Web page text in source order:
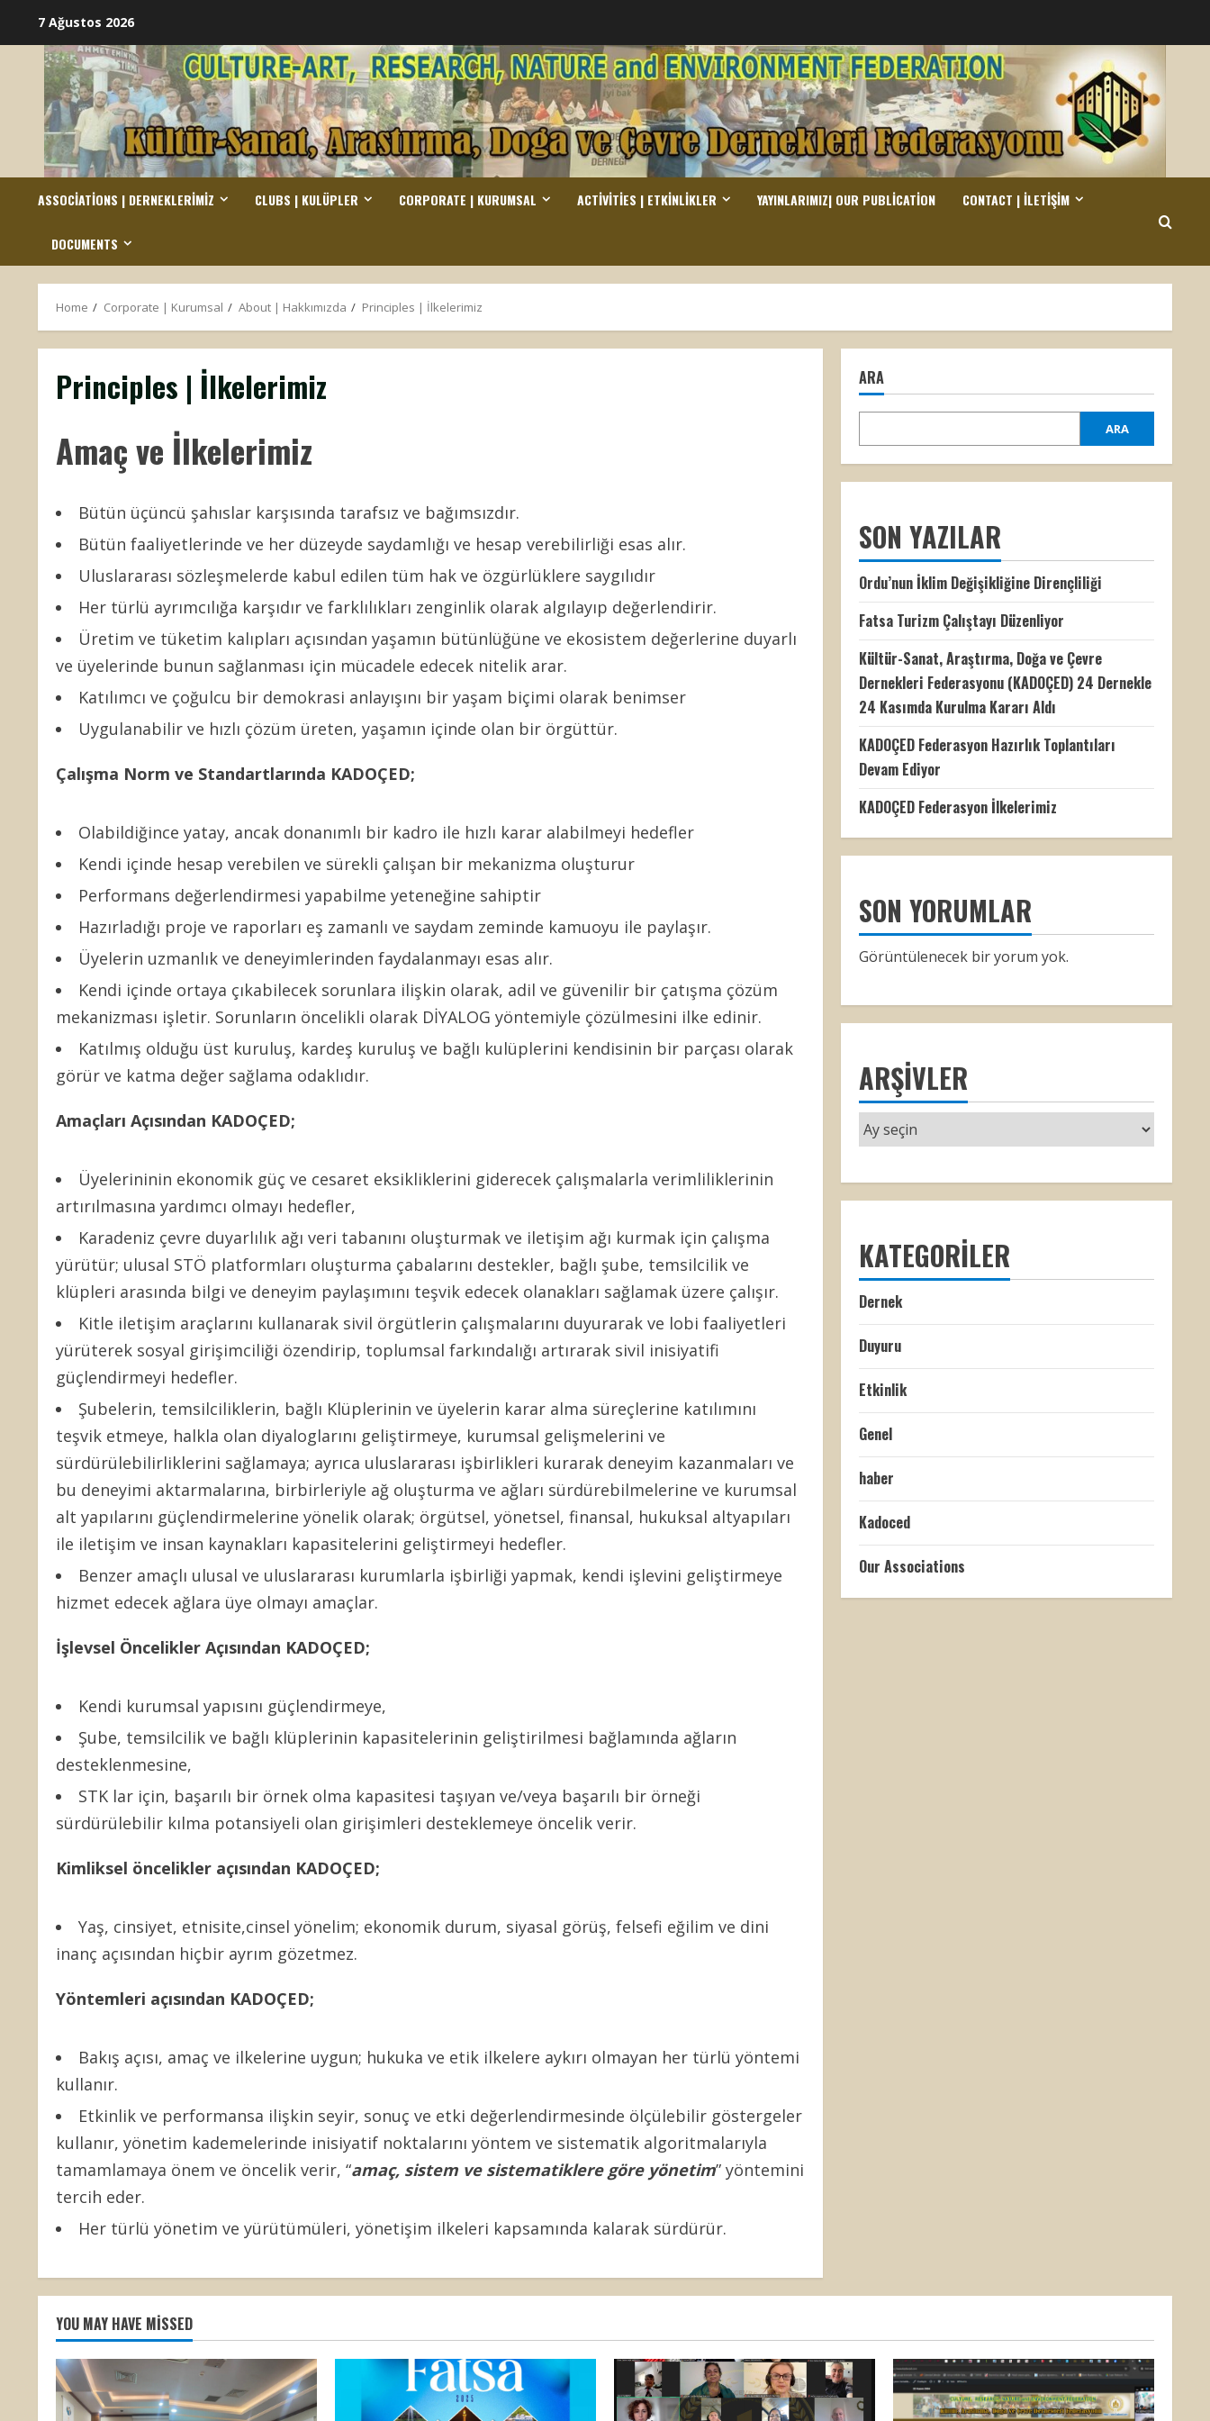
content
7 Ağustos 2026
ASSOCIATIONS | DERNEKLERIMIZ CLUBS | KULÜPLER CORPORATE | KURUMSAL ACTIVITIES | ETKINLIKLER YAYINLARIMIZ| OUR PUBLICATION CONTACT | İLETIŞIM
DOCUMENTS
Home Corporate | Kurumsal About | Hakkımızda Principles | İlkelerimiz
Principles | İlkelerimiz
Amaç ve İlkelerimiz
Bütün üçüncü şahıslar karşısında tarafsız ve bağımsızdır.
Bütün faaliyetlerinde ve her düzeyde saydamlığı ve hesap verebilirliği esas alır.
Uluslararası sözleşmelerde kabul edilen tüm hak ve özgürlüklere saygılıdır
Her türlü ayrımcılığa karşıdır ve farklılıkları zenginlik olarak algılayıp değerlendirir.
Üretim ve tüketim kalıpları açısından yaşamın bütünlüğüne ve ekosistem değerlerine duyarlı
ve üyelerinde bunun sağlanması için mücadele edecek nitelik arar.
Katılımcı ve çoğulcu bir demokrasi anlayışını bir yaşam biçimi olarak benimser
Uygulanabilir ve hızlı çözüm üreten, yaşamın içinde olan bir örgüttür.
Çalışma Norm ve Standartlarında KADOÇED;
Olabildiğince yatay, ancak donanımlı bir kadro ile hızlı karar alabilmeyi hedefler
Kendi içinde hesap verebilen ve sürekli çalışan bir mekanizma oluşturur
Performans değerlendirmesi yapabilme yeteneğine sahiptir
Hazırladığı proje ve raporları eş zamanlı ve saydam zeminde kamuoyu ile paylaşır.
Üyelerin uzmanlık ve deneyimlerinden faydalanmayı esas alır.
Kendi içinde ortaya çıkabilecek sorunlara ilişkin olarak, adil ve güvenilir bir çatışma çözüm
mekanizması işletir. Sorunların öncelikli olarak DİYALOG yöntemiyle çözülmesini ilke edinir.
Katılmış olduğu üst kuruluş, kardeş kuruluş ve bağlı kulüplerini kendisinin bir parçası olarak
görür ve katma değer sağlama odaklıdır.
Amaçları Açısından KADOÇED;
Üyelerininin ekonomik güç ve cesaret eksikliklerini giderecek çalışmalarla verimliliklerinin
artırılmasına yardımcı olmayı hedefler,
Karadeniz çevre duyarlılık ağı veri tabanını oluşturmak ve iletişim ağı kurmak için çalışma
yürütür; ulusal STÖ platformları oluşturma çabalarını destekler, bağlı şube, temsilcilik ve
klüpleri arasında bilgi ve deneyim paylaşımını teşvik edecek olanakları sağlamak üzere çalışır.
Kitle iletişim araçlarını kullanarak sivil örgütlerin çalışmalarını duyurarak ve lobi faaliyetleri
yürüterek sosyal girişimciliği özendirip, toplumsal farkındalığı artırarak sivil inisiyatifi
güçlendirmeyi hedefler.
Şubelerin, temsilciliklerin, bağlı Klüplerinin ve üyelerin karar alma süreçlerine katılımını
teşvik etmeye, halkla olan diyaloglarını geliştirmeye, kurumsal gelişmelerini ve
sürdürülebilirliklerini sağlamaya; ayrıca uluslararası işbirlikleri kurarak deneyim kazanmaları ve
bu deneyimi aktarmalarına, birbirleriyle ağ oluşturma ve ağları sürdürebilmelerine ve kurumsal
alt yapılarını güçlendirmelerine yönelik olarak; örgütsel, yönetsel, finansal, hukuksal altyapıları
ile iletişim ve insan kaynakları kapasitelerini geliştirmeyi hedefler.
Benzer amaçlı ulusal ve uluslararası kurumlarla işbirliği yapmak, kendi işlevini geliştirmeye
hizmet edecek ağlara üye olmayı amaçlar.
İşlevsel Öncelikler Açısından KADOÇED;
Kendi kurumsal yapısını güçlendirmeye,
Şube, temsilcilik ve bağlı klüplerinin kapasitelerinin geliştirilmesi bağlamında ağların
desteklenmesine,
STK lar için, başarılı bir örnek olma kapasitesi taşıyan ve/veya başarılı bir örneği
sürdürülebilir kılma potansiyeli olan girişimleri desteklemeye öncelik verir.
Kimliksel öncelikler açısından KADOÇED;
Yaş, cinsiyet, etnisite,cinsel yönelim; ekonomik durum, siyasal görüş, felsefi eğilim ve dini
inanç açısından hiçbir ayrım gözetmez.
Yöntemleri açısından KADOÇED;
Bakış açısı, amaç ve ilkelerine uygun; hukuka ve etik ilkelere aykırı olmayan her türlü yöntemi
kullanır.
Etkinlik ve performansa ilişkin seyir, sonuç ve etki değerlendirmesinde ölçülebilir göstergeler
kullanır, yönetim kademelerinde inisiyatif noktalarını yöntem ve sistematik algoritmalarıyla
tamamlamaya önem ve öncelik verir, “amaç, sistem ve sistematiklere göre yönetim” yöntemini
tercih eder.
Her türlü yönetim ve yürütümüleri, yönetişim ilkeleri kapsamında kalarak sürdürür.
ARA
ARA
SON YAZILAR
Ordu’nun İklim Değişikliğine Dirençliliği
Fatsa Turizm Çalıştayı Düzenliyor
Kültür-Sanat, Araştırma, Doğa ve Çevre
Dernekleri Federasyonu (KADOÇED) 24 Dernekle
24 Kasımda Kurulma Kararı Aldı
KADOÇED Federasyon Hazırlık Toplantıları
Devam Ediyor
KADOÇED Federasyon İlkelerimiz
SON YORUMLAR
Görüntülenecek bir yorum yok.
ARŞIVLER
KATEGORILER
Dernek
Duyuru
Etkinlik
Genel
haber
Kadoced
Our Associations
YOU MAY HAVE MISSED